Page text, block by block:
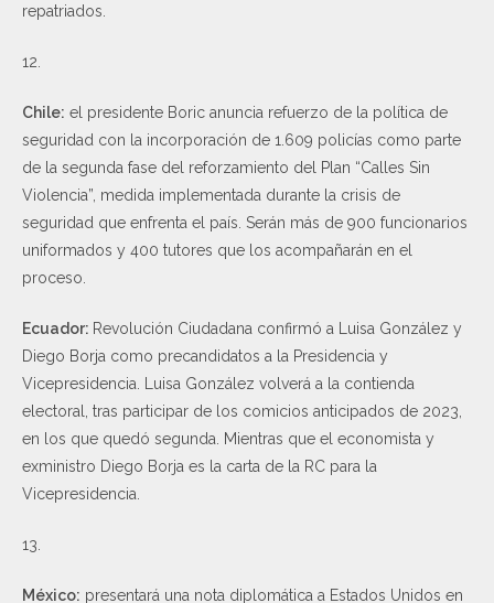
repatriados.
12.
Chile: el presidente Boric anuncia refuerzo de la política de
seguridad con la incorporación de 1.609 policías como parte
de la segunda fase del reforzamiento del Plan “Calles Sin
Violencia”, medida implementada durante la crisis de
seguridad que enfrenta el país. Serán más de 900 funcionarios
uniformados y 400 tutores que los acompañarán en el
proceso.
Ecuador: Revolución Ciudadana confirmó a Luisa González y
Diego Borja como precandidatos a la Presidencia y
Vicepresidencia. Luisa González volverá a la contienda
electoral, tras participar de los comicios anticipados de 2023,
en los que quedó segunda. Mientras que el economista y
exministro Diego Borja es la carta de la RC para la
Vicepresidencia.
13.
México: presentará una nota diplomática a Estados Unidos en